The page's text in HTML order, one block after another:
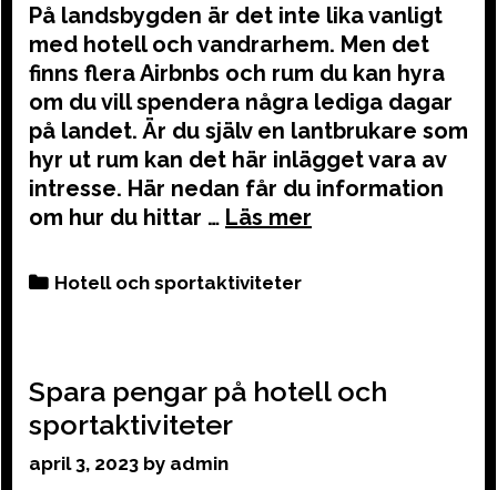
På landsbygden är det inte lika vanligt
med hotell och vandrarhem. Men det
finns flera Airbnbs och rum du kan hyra
om du vill spendera några lediga dagar
på landet. Är du själv en lantbrukare som
hyr ut rum kan det här inlägget vara av
intresse. Här nedan får du information
om hur du hittar …
Categories
Hotell och sportaktiviteter
Spara pengar på hotell och
sportaktiviteter
april 3, 2023 by admin